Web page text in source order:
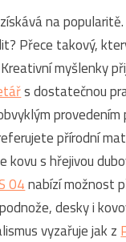
na
Přece takový,
myšlenky
s dostatečnou
přírodní
kovu s hřejivou
04nabízí možnost
desky i
vyzařuje jak z